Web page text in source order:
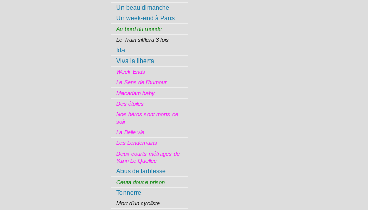
Un beau dimanche
Un week-end à Paris
Au bord du monde
Le Train sifflera 3 fois
Ida
Viva la liberta
Week-Ends
Le Sens de l’humour
Macadam baby
Des étoiles
Nos héros sont morts ce
soir
La Belle vie
Les Lendemains
Deux courts métrages de
Yann Le Quellec
Abus de faiblesse
Ceuta douce prison
Tonnerre
Mort d’un cycliste